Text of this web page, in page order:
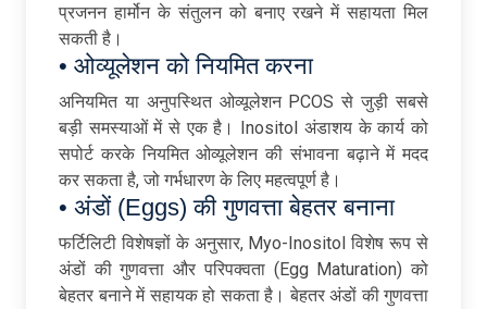
प्रजनन हार्मोन के संतुलन को बनाए रखने में सहायता मिल
सकती है।
• ओव्यूलेशन को नियमित करना
अनियमित या अनुपस्थित ओव्यूलेशन PCOS से जुड़ी सबसे
बड़ी समस्याओं में से एक है। Inositol अंडाशय के कार्य को
सपोर्ट करके नियमित ओव्यूलेशन की संभावना बढ़ाने में मदद
कर सकता है, जो गर्भधारण के लिए महत्वपूर्ण है।
• अंडों (Eggs) की गुणवत्ता बेहतर बनाना
फर्टिलिटी विशेषज्ञों के अनुसार, Myo-Inositol विशेष रूप से
अंडों की गुणवत्ता और परिपक्वता (Egg Maturation) को
बेहतर बनाने में सहायक हो सकता है। बेहतर अंडों की गुणवत्ता